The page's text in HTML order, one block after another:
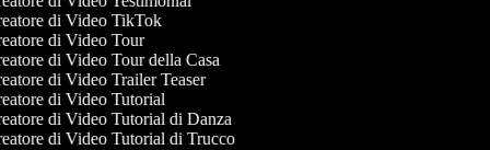
di Video TikTok
di Video Tour
di Video Tour della Casa
di Video Trailer Teaser
di Video Tutorial
di Video Tutorial di Danza
di Video Tutorial di Trucco